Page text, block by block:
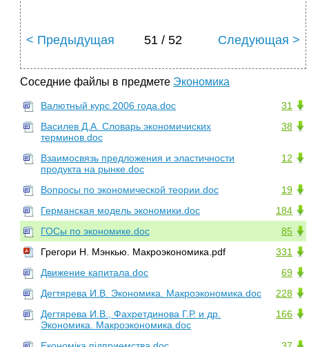
< Предыдущая 51 / 52 Следующая >
Соседние файлы в предмете Экономика
31
Валютный курс 2006 года.doc
38
Василев Д.А. Словарь экономичиских
терминов.doc
12
Взаимосвязь предложения и эластичности
продукта на рынке.doc
19
Вопросы по экономической теории.doc
184
Германская модель экономики.doc
85
ГОСы по экономике.doc
331
Грегори Н. Мэнкью. Макроэкономика.pdf
69
Движение капитала.doc
228
Дегтярева И.В. Экономика. Макроэкономика.doc
166
Дегтярева И.В., Фахретдинова Г.Р. и др.
Экономика. Макроэкономика.doc